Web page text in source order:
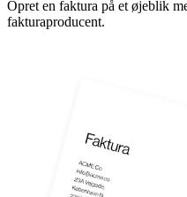
Opret en faktura på et øjeblik
fakturaproducent.